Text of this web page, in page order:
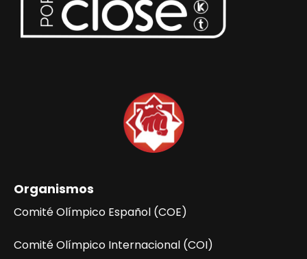
Organismos
Comité Olímpico Español (COE)
Comité Olímpico Internacional (COI)